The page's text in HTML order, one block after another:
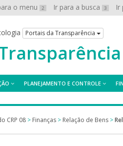
o menu 2 Ir para a busca 3 Ir
Portais da Transparência
PLANEJAMENTO E CONTROLE
CRP 08 > Finanças > Relação de Bens >